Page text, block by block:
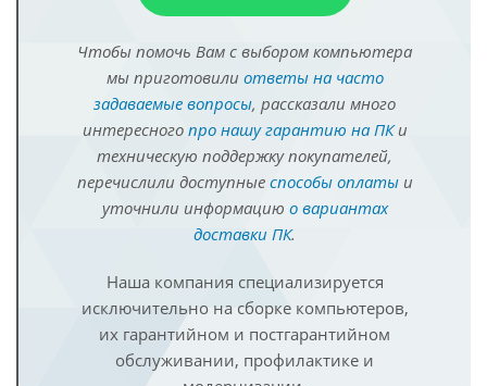
Чтобы помочь Вам с выбором компьютера
мы приготовили ответы на часто
задаваемые вопросы, рассказали много
интересного про нашу гарантию на ПКи
техническую поддержку покупателей,
перечислили доступные способы оплатыи
уточнили информацию о вариантах
доставки ПК.
Наша компания специализируется
исключительно на сборке компьютеров,
их гарантийном и постгарантийном
обслуживании, профилактике и